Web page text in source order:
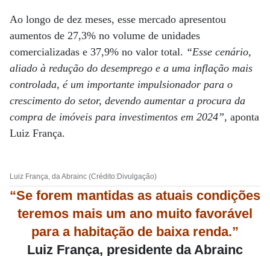
Ao longo de dez meses, esse mercado apresentou
aumentos de 27,3% no volume de unidades
comercializadas e 37,9% no valor total. “Esse cenário,
aliado à redução do desemprego e a uma inflação mais
controlada, é um importante impulsionador para o
crescimento do setor, devendo aumentar a procura da
compra de imóveis para investimentos em 2024”, aponta
Luiz França.
Luiz França, da Abrainc (Crédito:Divulgação)
“Se forem mantidas as atuais condições
teremos mais um ano muito favorável
para a habitação de baixa renda.”
Luiz França, presidente da Abrainc